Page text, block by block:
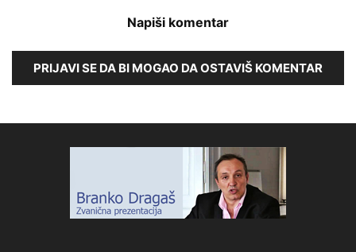
Napiši komentar
PRIJAVI SE DA BI MOGAO DA OSTAVIŠ KOMENTAR